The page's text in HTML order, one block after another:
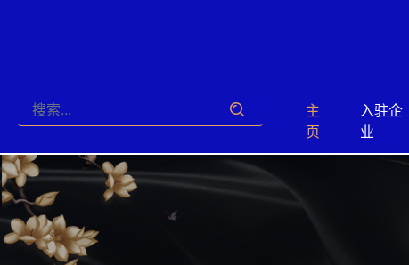
主
页
入驻企
业